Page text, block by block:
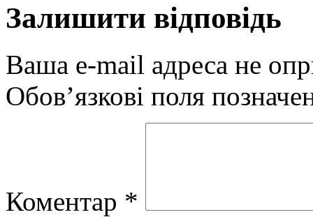
Залишити відповідь
Ваша e-mail адреса не
Обов’язкові поля
Коментар *